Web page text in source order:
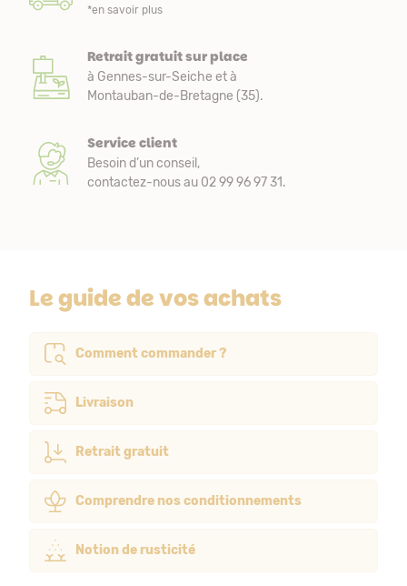
*en savoir plus
Retrait gratuit sur place
à Gennes-sur-Seiche et à
Montauban-de-Bretagne (35).
Service client
Besoin d’un conseil,
contactez-nous au 02 99 96 97 31.
Le guide de vos achats
Comment commander ?
Livraison
Retrait gratuit
Comprendre nos conditionnements
Notion de rusticité